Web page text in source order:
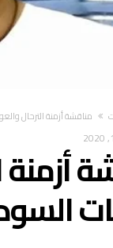
مناقشة أزمنة الترحال